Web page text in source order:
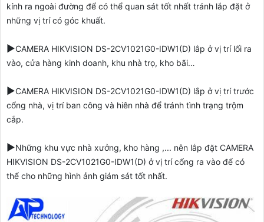
kính ra ngoài đường để có thể quan sát tốt nhất tránh lắp đặt ở
những vị trí có góc khuất.
▶️CAMERA HIKVISION DS-2CV1021G0-IDW1(D) lắp ở vị trí lối ra
vào, cửa hàng kinh doanh, khu nhà trọ, kho bãi…
▶️CAMERA HIKVISION DS-2CV1021G0-IDW1(D) lắp ở vị trí trước
cổng nhà, vị trí ban công và hiên nhà để tránh tình trạng trộm
cắp.
▶️Những khu vực nhà xưởng, kho hàng ,... nên lắp đặt CAMERA
HIKVISION DS-2CV1021G0-IDW1(D) ở vị trí cổng ra vào để có
thể cho những hình ảnh giám sát tốt nhất.